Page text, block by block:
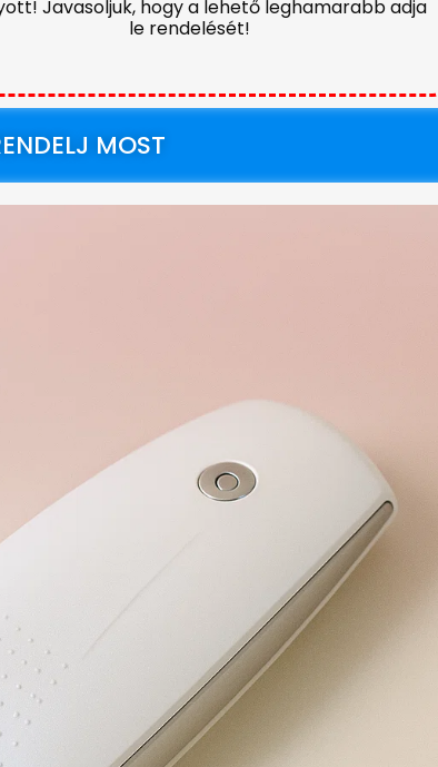
Javasoljuk, hogy a lehető leghamarabb adja
le rendelését!
MOST